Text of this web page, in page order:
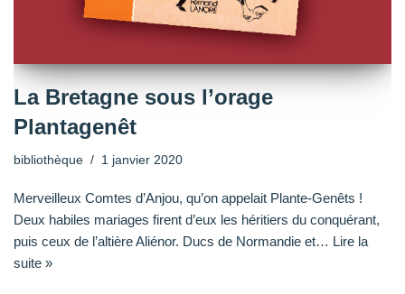
La Bretagne sous l’orage
Plantagenêt
bibliothèque 1 janvier 2020
Merveilleux Comtes d’Anjou, qu’on appelait Plante-Genêts !
Deux habiles mariages firent d’eux les héritiers du conquérant,
puis ceux de l’altière Aliénor. Ducs de Normandie et… Lire la
suite »